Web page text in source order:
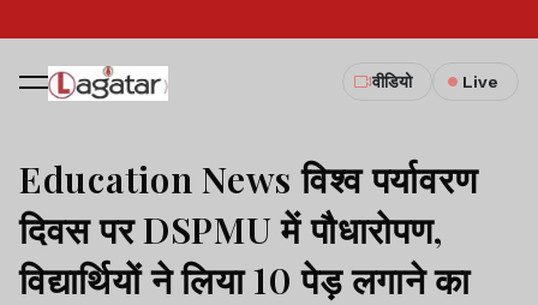
वीडियो Live
Education News विश्व पर्यावरण
दिवस पर DSPMU में पौधारोपण,
विद्यार्थियों ने लिया 10 पेड़ लगाने का